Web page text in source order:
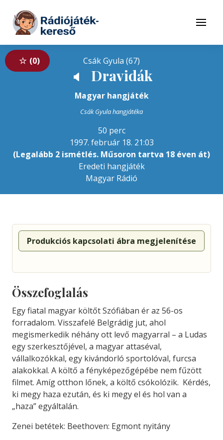
Tovább a tartalomhoz
Menü
0 Csák Gyula (67)
🔈 Dravidák
Magyar hangjáték
Csák Gyula hangjátéka
50 perc
1997. február 18. 21:03
(Legalább 2 ismétlés. Műsoron tartva 18 éven át)
Eredeti hangjáték
Magyar Rádió
Produkciós kapcsolati ábra megjelenítése
Összefoglalás
Egy fiatal magyar költőt Szófiában ér az 56-os
forradalom. Visszafelé Belgrádig jut, ahol
megismerkedik néhány ott levő magyarral – a Ludas
egy szerkesztőjével, a magyar attaséval,
vállalkozókkal, egy kivándorló sportolóval, furcsa
alakokkal. A költő a fényképezőgépébe nem fűzött
filmet. Amíg otthon lőnek, a költő csókolózik. Kérdés,
ki megy haza ezután, és ki megy el és hol van a
„haza” egyáltalán.
Zenei betétek: Beethoven: Egmont nyitány